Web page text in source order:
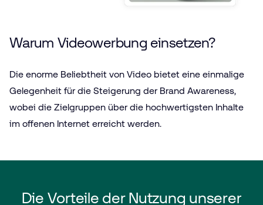
Warum Videowerbung einsetzen?
Die enorme Beliebtheit von Video bietet eine einmalige
Gelegenheit für die Steigerung der Brand Awareness,
wobei die Zielgruppen über die hochwertigsten Inhalte
im offenen Internet erreicht werden.
Die Vorteile der Nutzung unserer